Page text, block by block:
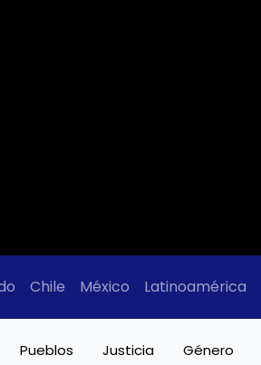
Chile México Latinoamérica
Pueblos Justicia Género